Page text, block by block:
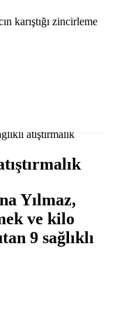
atıştırmalık
Yılmaz,
ve kilo
9 sağlıklı